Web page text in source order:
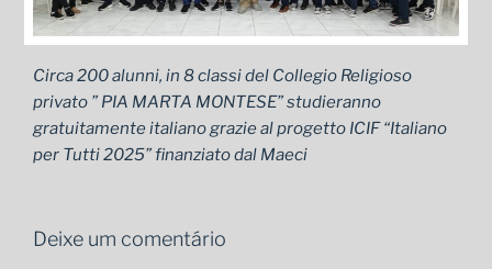
Circa 200 alunni, in 8 classi del Collegio Religioso
privato ” PIA MARTA MONTESE” studieranno
gratuitamente italiano grazie al progetto ICIF “Italiano
per Tutti 2025” finanziato dal Maeci
Deixe um comentário